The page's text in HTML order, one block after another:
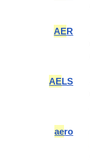
AER
AELS
aero